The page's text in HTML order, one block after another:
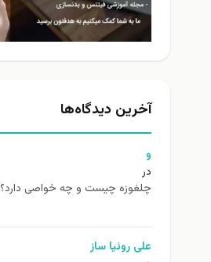
آخرین دیدگاه‌ها
و
در
چلغوزه چیست و چه خواصی دارد؟
علی روئیا ساز